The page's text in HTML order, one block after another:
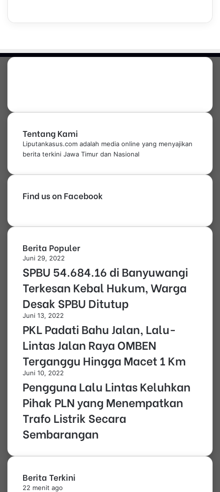
Tentang Kami
Liputankasus.com adalah media online yang menyajikan
berita terkini Jawa Timur dan Nasional
Find us on Facebook
Berita Populer
Juni 29, 2022
SPBU 54.684.16 di Banyuwangi
Terkesan Kebal Hukum, Warga
Desak SPBU Ditutup
Juni 13, 2022
PKL Padati Bahu Jalan, Lalu-
Lintas Jalan Raya OMBEN
Terganggu Hingga Macet 1 Km
Juni 10, 2022
Pengguna Lalu Lintas Keluhkan
Pihak PLN yang Menempatkan
Trafo Listrik Secara
Sembarangan
Berita Terkini
22 menit ago